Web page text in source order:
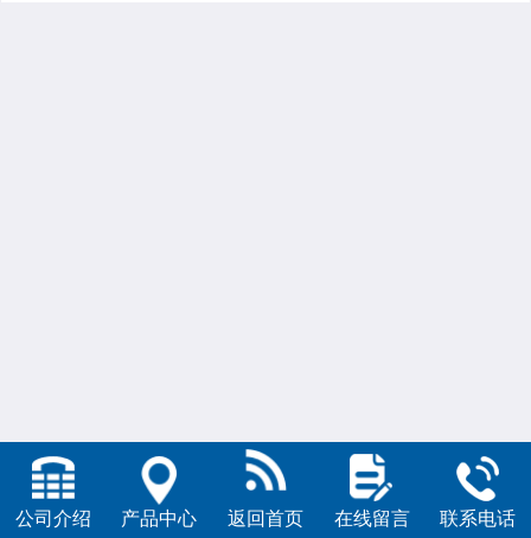
公司介绍 产品中心 返回首页 在线留言 联系电话